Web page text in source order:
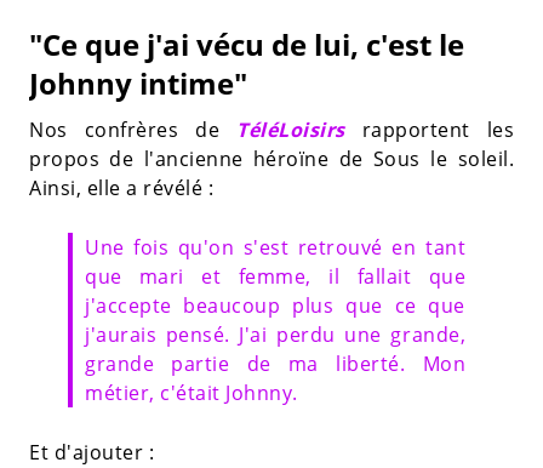
"Ce que j'ai vécu de lui, c'est le
Johnny intime"
Nos confrères de TéléLoisirs
rapportent les
propos de l'ancienne héroïne de Sous le soleil.
Ainsi, elle a révélé :
Une fois qu'on s'est retrouvé en tant
que mari et femme, il fallait que
j'accepte beaucoup plus que ce que
j'aurais pensé. J'ai perdu une grande,
grande partie de ma liberté. Mon
métier, c'était Johnny.
Et d'ajouter :